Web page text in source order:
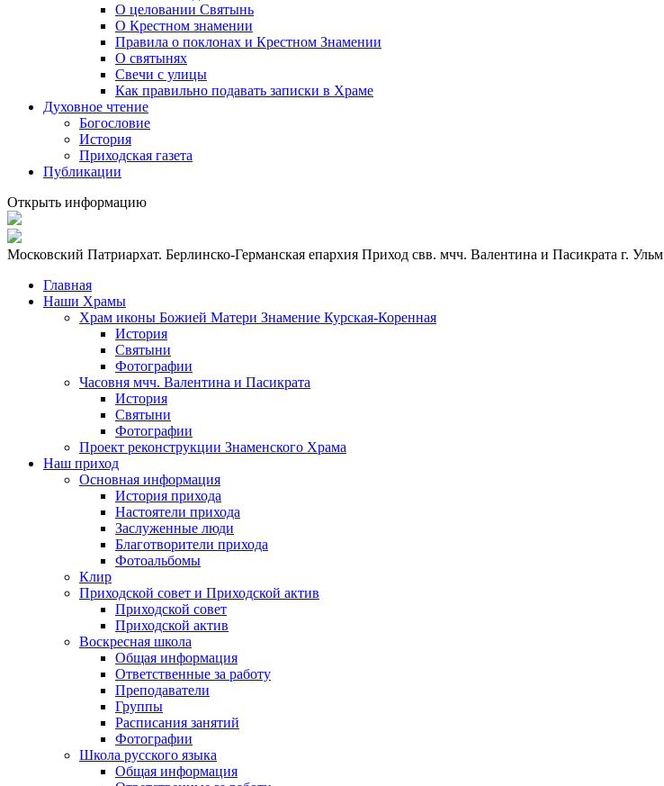
О целовании Святынь
О Крестном знамении
Правила о поклонах и Крестном Знамении
О святынях
Свечи с улицы
Как правильно подавать записки в Храме
Духовное чтение
Богословие
История
Приходская газета
Публикации
Открыть информацию
Московский Патриархат. Берлинско-Германская епархия Приход свв. мчч. Валентина и Пасикрата г. Ульм
Главная
Наши Храмы
Храм иконы Божией Матери Знамение Курская-Коренная
История
Святыни
Фотографии
Часовня мчч. Валентина и Пасикрата
История
Святыни
Фотографии
Проект реконструкции Знаменского Храма
Наш приход
Основная информация
История прихода
Настоятели прихода
Заслуженные люди
Благотворители прихода
Фотоальбомы
Клир
Приходской совет и Приходской актив
Приходской совет
Приходской актив
Воскресная школа
Общая информация
Ответственные за работу
Преподаватели
Группы
Расписания занятий
Фотографии
Школа русского языка
Общая информация